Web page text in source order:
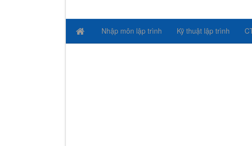
Nhập môn lập trình Kỹ thuật lập trình